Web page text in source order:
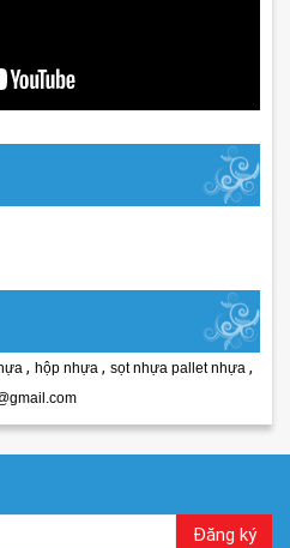
, hộp nhựa , sọt nhựa pallet nhựa ,